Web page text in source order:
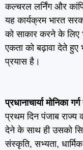
कल्चरल लर्निंग और
यह कार्यक्रम भारत
को साकार करने के लिए
एकता को बढ़ावा देते हुए
प्रयास है।
प्रधानाचार्या मोनिका गर्ग
प्रथम दिन पंजाब राज्य
देने के साथ ही उसको
संस्कृति, सभ्यता,